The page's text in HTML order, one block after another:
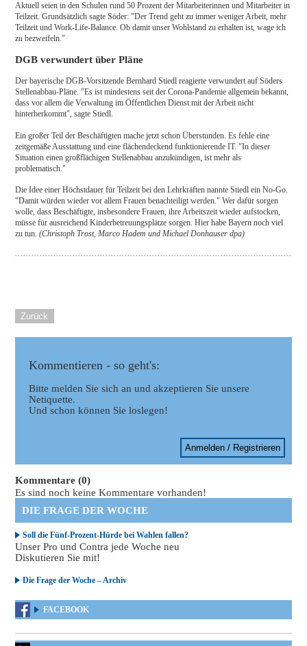
Aktuell seien in den Schulen rund 50 Prozent der Mitarbeiterinnen und Mitarbeiter in
Teilzeit. Grundsätzlich sagte Söder: "Der Trend geht zu immer weniger Arbeit, mehr
Teilzeit und Work-Life-Balance. Ob damit unser Wohlstand zu erhalten ist, wage ich
zu bezweifeln."
DGB verwundert über Pläne
Der bayerische DGB-Vorsitzende Bernhard Stiedl reagierte verwundert auf Söders
Stellenabbau-Pläne. "Es ist mindestens seit der Corona-Pandemie allgemein bekannt,
dass vor allem die Verwaltung im Öffentlichen Dienst mit der Arbeit nicht
hinterherkommt", sagte Stiedl.
Ein großer Teil der Beschäftigten mache jetzt schon Überstunden. Es fehle eine
zeitgemäße Ausstattung und eine flächendeckend funktionierende IT. "In dieser
Situation einen großflächigen Stellenabbau anzukündigen, ist mehr als
problematisch."
Die Idee einer Höchstdauer für Teilzeit bei den Lehrkräften nannte Stiedl ein No-Go.
"Damit würden wieder vor allem Frauen benachteiligt werden." Wer dafür sorgen
wolle, dass Beschäftigte, insbesondere Frauen, ihre Arbeitszeit wieder aufstocken,
müsse für ausreichend Kinderbetreuungsplätze sorgen. Hier habe Bayern noch viel
zu tun.(Christoph Trost, Marco Hadem und Michael Donhauser dpa)
Zurück
Kommentieren - so geht's:
Bitte melden Sie sich an und akzeptieren Sie unsere
Netiquette.
Und schon können Sie loslegen!
Anmelden / Registrieren
Kommentare (0)
Es sind noch keine Kommentare vorhanden!
DIE FRAGE DER WOCHE
Soll die Fünf-Prozent-Hürde bei Wahlen fallen?
Unser Pro und Contra jede Woche neu
Diskutieren Sie mit!
Die Frage der Woche – Archiv
FACEBOOK